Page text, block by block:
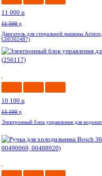
11 000 p
11 500 p
Двигатель для стиральной машины
C00302487)
10 100 p
15 100 p
Электронный блок управления для